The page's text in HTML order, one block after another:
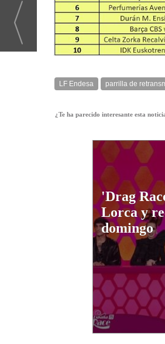
LF Endesa parrilla de
¿Te ha parecido interesante esta
'Drag
Lorca y
domingo